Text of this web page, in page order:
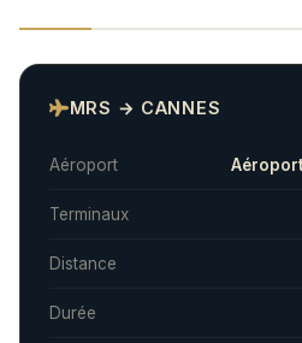
MRS → CANNES
Aéroport
Terminaux
Distance
Durée